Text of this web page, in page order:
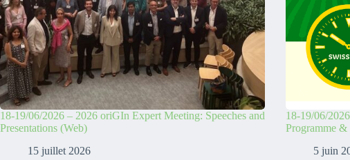
18-19/06/2026 – 2026 oriGIn Expert Meeting: Speeches and
Presentations (Web)
15 juillet 2026
18-19/06/
Programme &
5 juin